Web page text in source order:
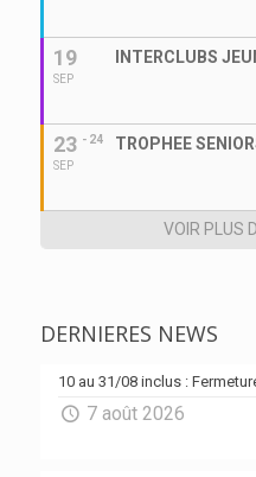
19
SEP
INTERCLUBS
23
SEP
- 24 TROPHEE
VOIR PLUS
DERNIERES NEWS
10 au 31/08 inclus :
7 août 2026